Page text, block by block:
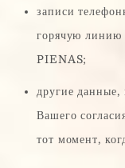
записи
горячую линию
PIENAS;
другие данные,
Вашего
тот момент,